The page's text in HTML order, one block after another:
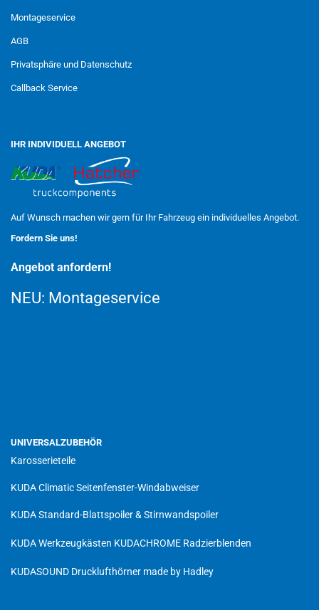
Montageservice
AGB
Privatsphäre und Datenschutz
Callback Service
IHR INDIVIDUELL ANGEBOT
Auf Wunsch machen wir gern für Ihr Fahrzeug ein individuelles Angebot.
Fordern Sie uns!
Angebot anfordern!
NEU: Montageservice
UNIVERSALZUBEHÖR
Karosserieteile
KUDA Climatic Seitenfenster-Windabweiser
KUDA Standard-Blattspoiler & Stirnwandspoiler
KUDA Werkzeugkästen KUDACHROME Radzierblenden
KUDASOUND Drucklufthörner made by Hadley